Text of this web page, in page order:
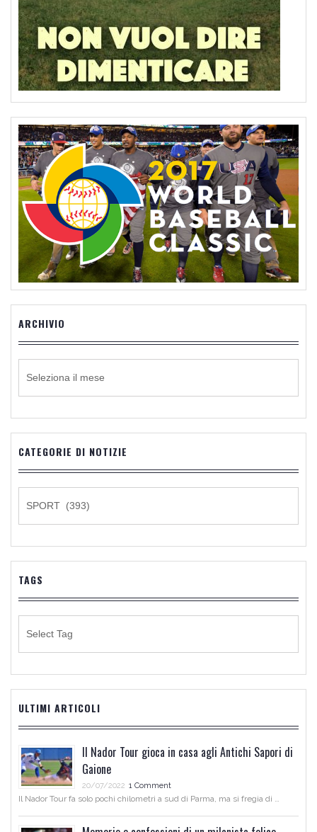
ARCHIVIO
CATEGORIE DI NOTIZIE
NOTIZIE
TAGS
ULTIMI ARTICOLI
Il Nador Tour gioca in casa agli Antichi Sapori di
Gaione
20/07/2022 1 Comment
Il Nador Tour fa solo pochi chilometri a sud di Parma, ma si fregia di …